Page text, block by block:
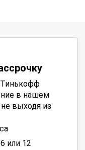
в нашем
выходя из
или 12